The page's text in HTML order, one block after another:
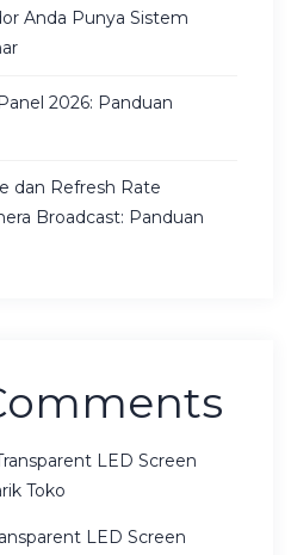
Anda Punya Sistem
2026: Panduan
dan Refresh Rate
Broadcast: Panduan
LED Screen
Toko
LED Screen